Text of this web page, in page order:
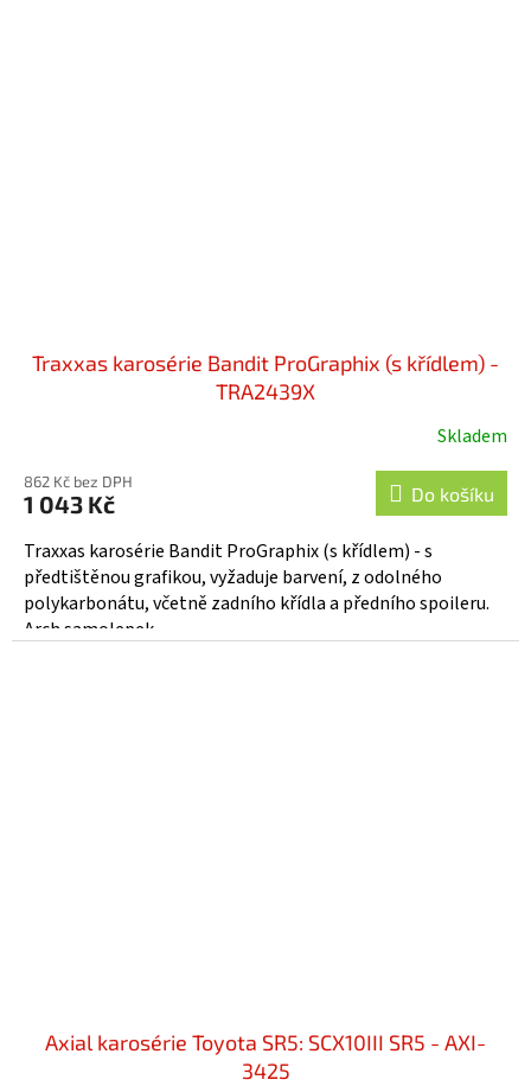
Traxxas karosérie Bandit ProGraphix (s křídlem) -
TRA2439X
Skladem
862 Kč bez DPH
1 043 Kč Do košíku
Traxxas karosérie Bandit ProGraphix (s křídlem) - s
předtištěnou grafikou, vyžaduje barvení, z odolného
polykarbonátu, včetně zadního křídla a předního spoileru.
Arch samolepek....
Axial karosérie Toyota SR5: SCX10III SR5 - AXI-
3425